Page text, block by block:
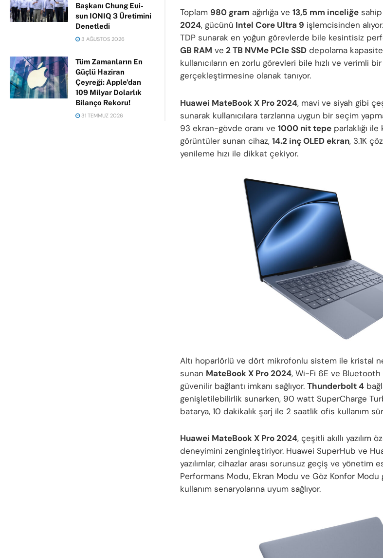
Başkanı Chung Eui-
sun IONIQ 3 Üretimini
Denetledi
3 AĞUSTOS 2026
Tüm Zamanların En
Güçlü Haziran
Çeyreği: Apple’dan
109 Milyar Dolarlık
Bilanço Rekoru!
31 TEMMUZ 2026
Toplam 980 gram ağırlığa ve 13,5 mm inceliğe
2024, gücünü Intel Core Ultra 9 işlemcisinden
TDP sunarak en yoğun görevlerde bile kesintisiz
GB RAM ve 2 TB NVMe PCIe SSD depolama
kullanıcıların en zorlu görevleri bile hızlı ve verimli
gerçekleştirmesine olanak tanıyor.
Huawei MateBook X Pro 2024, mavi ve siyah gibi
sunarak kullanıcılara tarzlarına uygun bir seçim
93 ekran-gövde oranı ve 1000 nit tepe parlaklığı
görüntüler sunan cihaz, 14.2 inç OLED ekran, 3.1K
yenileme hızı ile dikkat çekiyor.
Altı hoparlörlü ve dört mikrofonlu sistem ile kristal
sunan MateBook X Pro 2024, Wi-Fi 6E ve Bluetooth
güvenilir bağlantı imkanı sağlıyor. Thunderbolt 4
genişletilebilirlik sunarken, 90 watt SuperCharge
batarya, 10 dakikalık şarj ile 2 saatlik ofis kullanım
Huawei MateBook X Pro 2024, çeşitli akıllı yazılım
deneyimini zenginleştiriyor. Huawei SuperHub ve
yazılımlar, cihazlar arası sorunsuz geçiş ve yönetim
Performans Modu, Ekran Modu ve Göz Konfor Modu
kullanım senaryolarına uyum sağlıyor.